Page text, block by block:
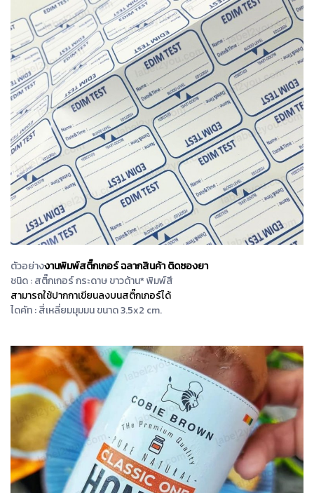
ตัวอย่างงานพิมพ์สติ๊กเกอร์ ฉลากสินค้า ติดซองยา
ชนิด : สติ๊กเกอร์ กระดาษ ขาวด้าน* พิมพ์สี
สามารถใช้ปากกาเขียนลงบนสติ๊กเกอร์ได้
ไดคัท : สี่เหลี่ยมมุมมน ขนาด 3.5x2 cm.